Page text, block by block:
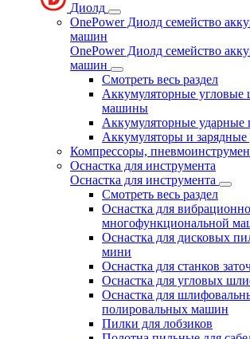
Диолд
OnePower Диолд семейство
машин
OnePower Диолд семейство
машин
Смотреть весь раздел
Аккумуляторные
машины
Аккумуляторные ударные
Аккумуляторы и зарядные
Компрессоры,
Оснастка для инструмента
Оснастка для инструмента
Смотреть весь раздел
Оснастка для
многофункциональной
Оснастка для дисковых
мини
Оснастка для станков
Оснастка для угловых
Оснастка для
полировальных машин
Пилки для лобзиков